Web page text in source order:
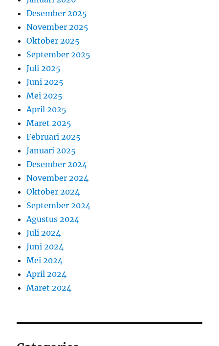
Desember 2025
November 2025
Oktober 2025
September 2025
Juli 2025
Juni 2025
Mei 2025
April 2025
Maret 2025
Februari 2025
Januari 2025
Desember 2024
November 2024
Oktober 2024
September 2024
Agustus 2024
Juli 2024
Juni 2024
Mei 2024
April 2024
Maret 2024